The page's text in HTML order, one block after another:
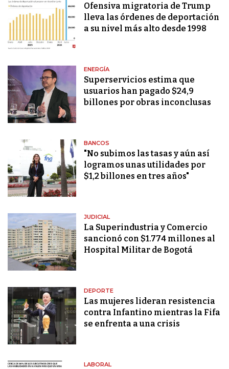
Ofensiva migratoria de Trump
lleva las órdenes de deportación
a su nivel más alto desde 1998
ENERGÍA
Superservicios estima que
usuarios han pagado $24,9
billones por obras inconclusas
BANCOS
"No subimos las tasas y aún así
logramos unas utilidades por
$1,2 billones en tres años"
JUDICIAL
La Superindustria y Comercio
sancionó con $1.774 millones al
Hospital Militar de Bogotá
DEPORTE
Las mujeres lideran resistencia
contra Infantino mientras la Fifa
se enfrenta a una crisis
LABORAL